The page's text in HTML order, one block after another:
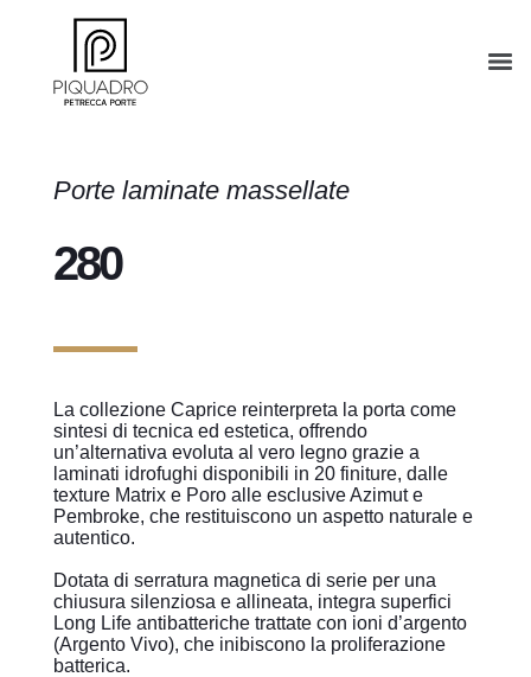
Porte laminate massellate
280
La collezione Caprice reinterpreta la porta come
sintesi di tecnica ed estetica, offrendo
un’alternativa evoluta al vero legno grazie a
laminati idrofughi disponibili in 20 finiture, dalle
texture Matrix e Poro alle esclusive Azimut e
Pembroke, che restituiscono un aspetto naturale e
autentico.
Dotata di serratura magnetica di serie per una
chiusura silenziosa e allineata, integra superfici
Long Life antibatteriche trattate con ioni d’argento
(Argento Vivo), che inibiscono la proliferazione
batterica.